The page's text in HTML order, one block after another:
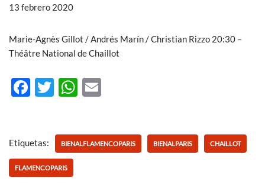
13 febrero 2020
Marie-Agnès Gillot / Andrés Marín / Christian Rizzo 20:30 –
Théâtre National de Chaillot
F
b
o
o
T
er
W
s
Etiquetas: BIENALFLAMENCOPARIS BIENALPARIS CHAILLOT
FLAMENCOPARIS